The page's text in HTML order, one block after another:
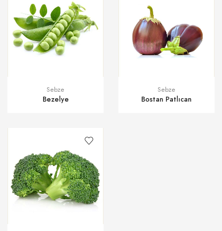
Sebze
Bezelye
Sebze
Bostan Patlıcan